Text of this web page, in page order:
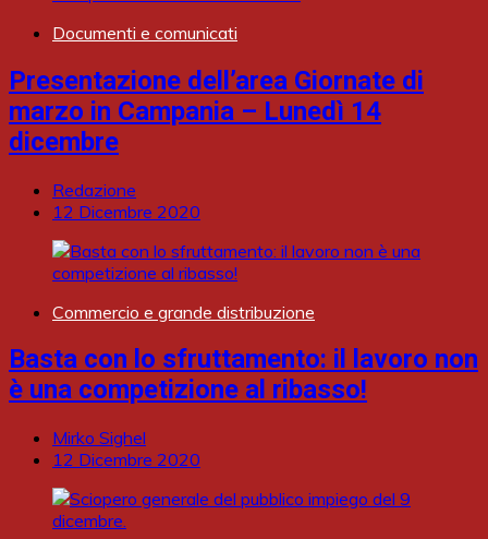
Documenti e comunicati
Presentazione dell’area Giornate di
marzo in Campania – Lunedì 14
dicembre
Redazione
12 Dicembre 2020
Commercio e grande distribuzione
Basta con lo sfruttamento: il lavoro non
è una competizione al ribasso!
Mirko Sighel
12 Dicembre 2020